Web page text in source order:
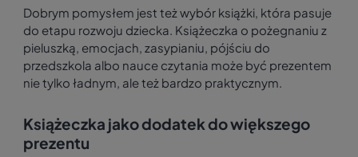
Dobrym pomysłem jest też wybór książki, która pasuje
do etapu rozwoju dziecka. Książeczka o pożegnaniu z
pieluszką, emocjach, zasypianiu, pójściu do
przedszkola albo nauce czytania może być prezentem
nie tylko ładnym, ale też bardzo praktycznym.
Książeczka jako dodatek do większego
prezentu